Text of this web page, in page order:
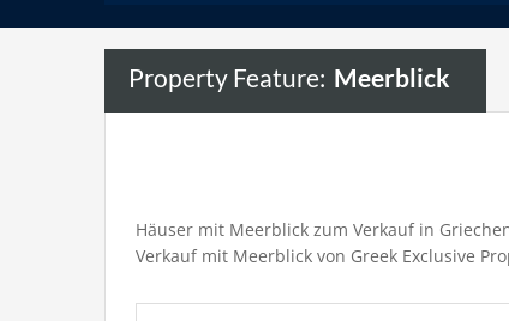
Property Feature: Meerblick
Häuser mit Meerblick zum Verkauf in
Verkauf mit Meerblick von Greek Exclusive